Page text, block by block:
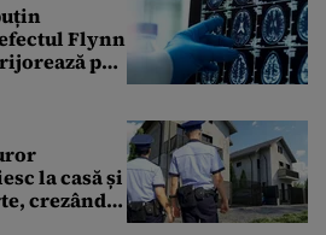
Flynn
pe
la casă și
crezând